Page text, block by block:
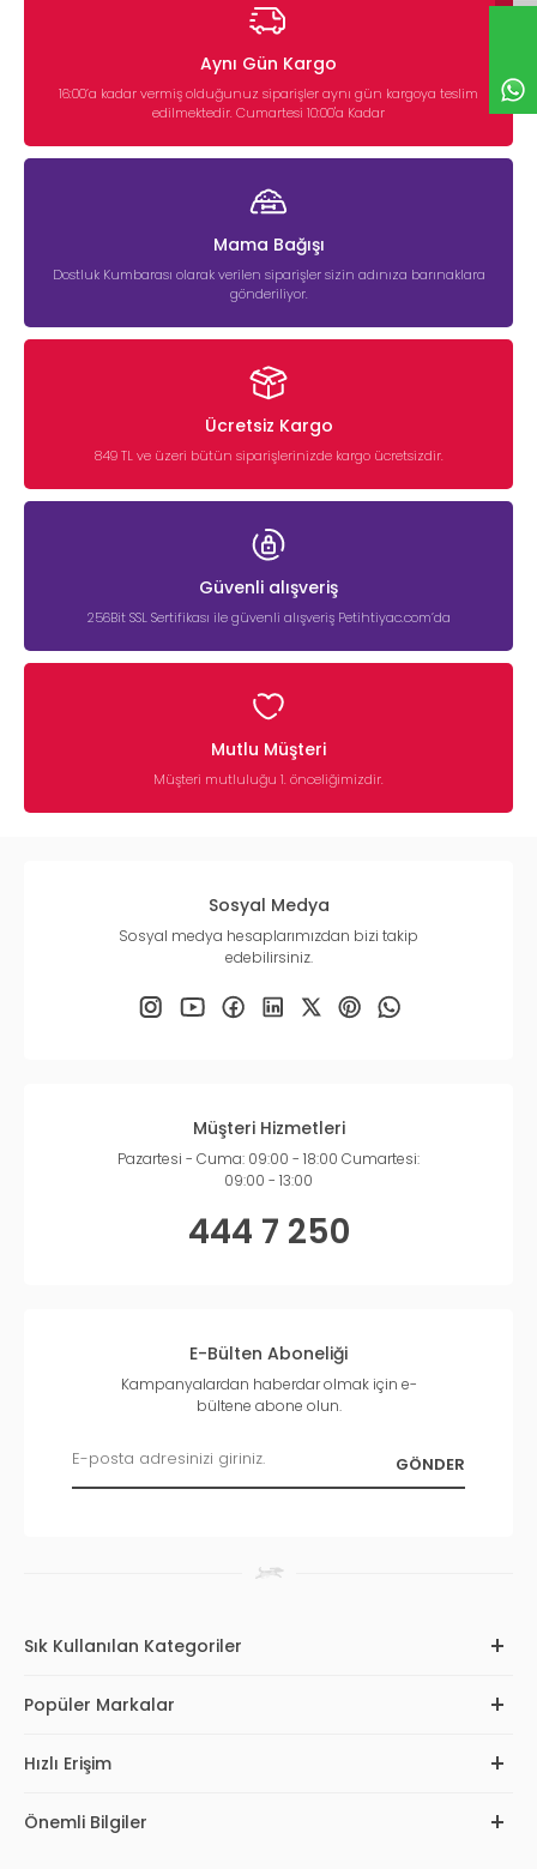
Aynı Gün Kargo
16:00’a kadar vermiş olduğunuz siparişler aynı gün kargoya teslim
edilmektedir. Cumartesi 10:00'a Kadar
Mama Bağışı
Dostluk Kumbarası olarak verilen siparişler sizin adınıza barınaklara
gönderiliyor.
Ücretsiz Kargo
849 TL ve üzeri bütün siparişlerinizde kargo ücretsizdir.
Güvenli alışveriş
256Bit SSL Sertifikası ile güvenli alışveriş Petihtiyac.com’da
Mutlu Müşteri
Müşteri mutluluğu 1. önceliğimizdir.
Sosyal Medya
Sosyal medya hesaplarımızdan bizi takip
edebilirsiniz.
Müşteri Hizmetleri
Pazartesi - Cuma: 09:00 - 18:00 Cumartesi:
09:00 - 13:00
444 7 250
E-Bülten Aboneliği
Kampanyalardan haberdar olmak için e-
bültene abone olun.
Sık Kullanılan Kategoriler
Popüler Markalar
Hızlı Erişim
Önemli Bilgiler